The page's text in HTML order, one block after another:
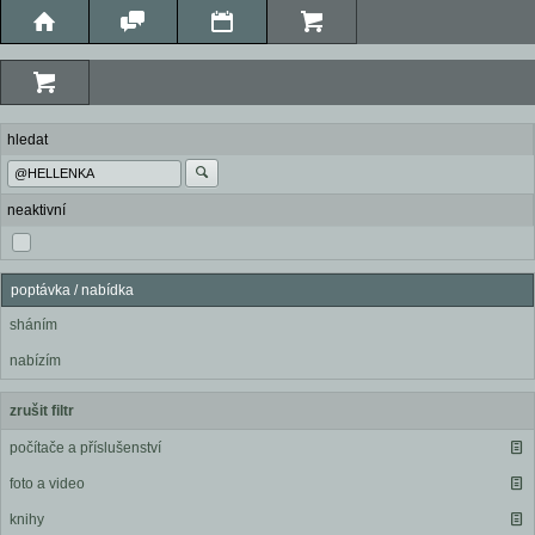
hledat
neaktivní
poptávka / nabídka
sháním
nabízím
zrušit filtr
počítače a příslušenství
foto a video
knihy